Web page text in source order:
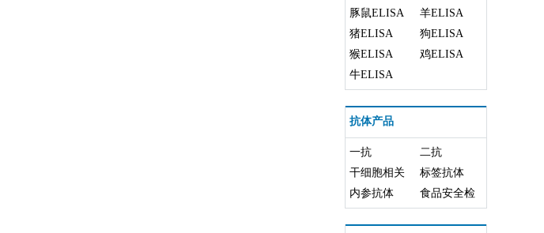
豚鼠ELISA
羊ELISA
猪ELISA
狗ELISA
猴ELISA
鸡ELISA
牛ELISA
抗体产品
一抗
二抗
干细胞相关
抗体
标签抗体
内参抗体
食品安全检